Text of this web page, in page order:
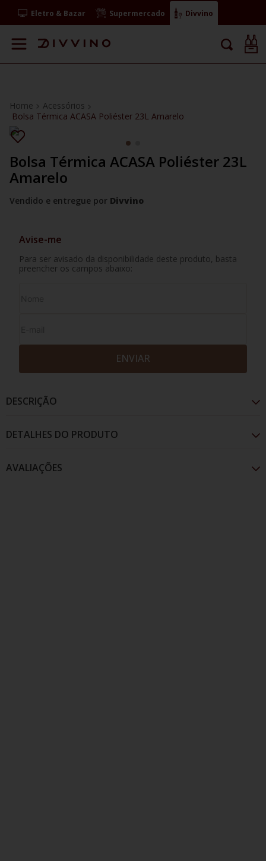
Eletro & Bazar Supermercado Divvino
Acessórios
Bolsa Térmica ACASA Poliéster 23L Amarelo
Bolsa Térmica ACASA Poliéster 23L
Amarelo
Vendido e entregue por Divvino
Avise-me
Para ser avisado da disponibilidade deste produto, basta
preencher os campos abaixo:
ENVIAR
DESCRIÇÃO
DETALHES DO PRODUTO
AVALIAÇÕES